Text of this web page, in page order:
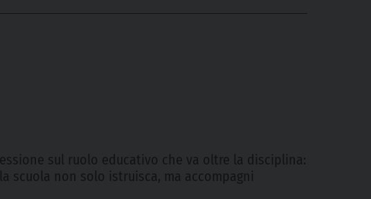
sul ruolo educativo che va oltre la disciplina:
scuola non solo istruisca, ma accompagni